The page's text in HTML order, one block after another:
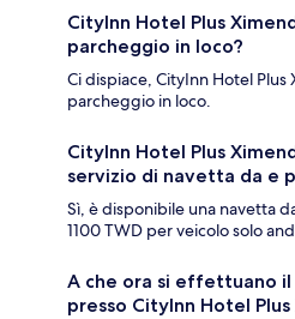
CityInn Hotel Plus
parcheggio in loco?
Ci dispiace, CityInn Hotel
parcheggio in loco.
CityInn Hotel Plus
servizio di navetta da e
Sì, è disponibile una navetta
1100 TWD per veicolo solo
A che ora si effettuano
presso CityInn Hotel